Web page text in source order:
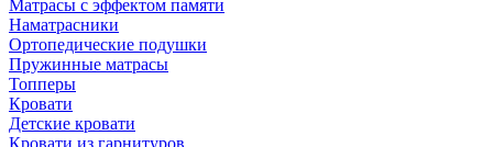
Матрасы с эффектом памяти
Наматрасники
Ортопедические подушки
Пружинные матрасы
Топперы
Кровати
Детские кровати
Кровати из гарнитуров